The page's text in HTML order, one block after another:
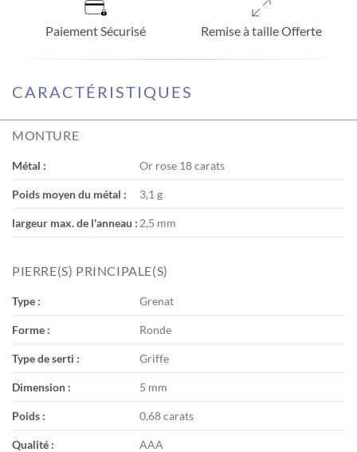
Paiement Sécurisé Remise à taille Offerte
CARACTÉRISTIQUES
MONTURE
Métal : Or rose 18 carats
Poids moyen du métal : 3,1 g
largeur max. de l'anneau : 2,5 mm
PIERRE(S) PRINCIPALE(S)
Type : Grenat
Forme : Ronde
Type de serti : Griffe
Dimension : 5 mm
Poids : 0,68 carats
Qualité : AAA